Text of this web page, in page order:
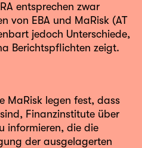
entsprechen zwar
von EBA und MaRisk (AT
jedoch Unterschiede,
Berichtspflichten zeigt.
MaRisk legen fest, dass
Finanzinstitute über
informieren, die die
der ausgelagerten